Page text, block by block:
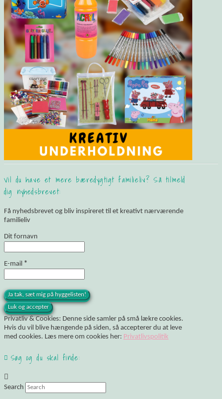
Vil du have et mere bæredygtigt familieliv? Så tilmeld
dig nyhedsbrevet:
Få nyhedsbrevet og bliv inspireret til et kreativt nærværende
familieliv
Dit fornavn
E-mail *
Privatliv & Cookies: Denne side samler på små lækre cookies.
Hvis du vil blive hængende på siden, så accepterer du at leve
med cookies. Læs mere om cookies her: Privatlivspolitik
Søg og du skal finde:
Search